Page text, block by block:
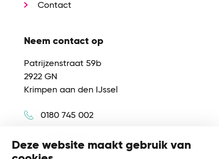
Deze website maakt gebruik van
Contact
Neem contact op
Patrijzenstraat 59b
2922 GN
Krimpen aan den IJssel
0180 745 002